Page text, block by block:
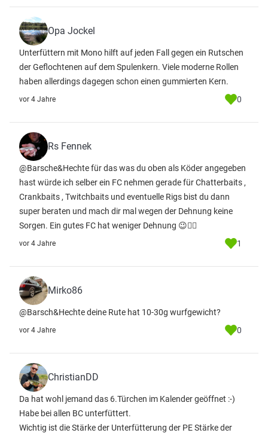
Opa Jockel
Unterfüttern mit Mono hilft auf jeden Fall gegen ein Rutschen
der Geflochtenen auf dem Spulenkern. Viele moderne Rollen
haben allerdings dagegen schon einen gummierten Kern.
vor 4 Jahre 0
Rs Fennek
@Barsche&Hechte für das was du oben als Köder angegeben
hast würde ich selber ein FC nehmen gerade für Chatterbaits ,
Crankbaits , Twitchbaits und eventuelle Rigs bist du dann
super beraten und mach dir mal wegen der Dehnung keine
Sorgen. Ein gutes FC hat weniger Dehnung 😉☝🏼
vor 4 Jahre 1
Mirko86
@Barsch&Hechte deine Rute hat 10-30g wurfgewicht?
vor 4 Jahre 0
ChristianDD
Da hat wohl jemand das 6.Türchen im Kalender geöffnet :-)
Habe bei allen BC unterfüttert.
Wichtig ist die Stärke der Unterfütterung der PE Stärke der